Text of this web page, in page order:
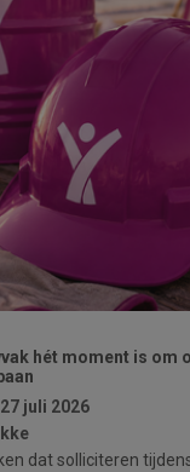
hét moment is om
27 juli 2026
dat solliciteren